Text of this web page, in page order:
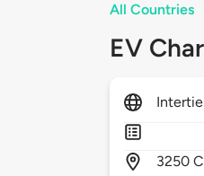
All Countries
EV
Intertie
3250